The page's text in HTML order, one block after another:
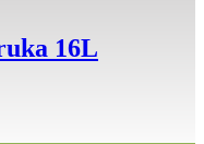
16L